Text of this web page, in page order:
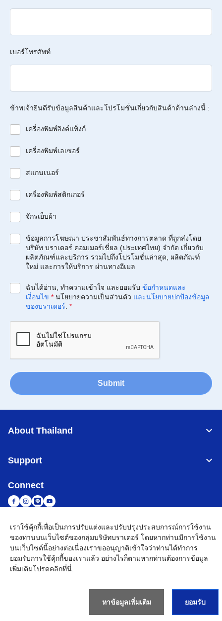
เบอร์โทรศัพท์
ข้าพเจ้ายินดีรับข้อมูลสินค้าและโปรโมชั่นเกี่ยวกับสินค้าด้านล่างนี้ :
เครื่องพิมพ์อิงค์แท็งก์
เครื่องพิมพ์เลเซอร์
สแกนเนอร์
เครื่องพิมพ์สติกเกอร์
จักรเย็บผ้า
ข้อมูลการโฆษณา ประชาสัมพันธ์ทางการตลาด ที่ถูกส่งโดย
บริษัท บราเดอร์ คอมเมอร์เชี่ยล (ประเทศไทย) จำกัด เกี่ยวกับ
ผลิตภัณฑ์และบริการ รวมไปถึงโปรโมชั่นล่าสุด, ผลิตภัณฑ์
ใหม่ และการให้บริการ ผ่านทางอีเมล
ฉันได้อ่าน, ทำความเข้าใจ และยอมรับ ข้อกำหนดและ
เงื่อนไข * นโยบายความเป็นส่วนตัว และนโยบายปกป้องข้อมูล
ของบราเดอร์ *
Submit
About Thailand
Support
Connect
Thailand เครือข่าย Brother ทั่วโลก
นโยบายความเป็นส่วนตัว เงื่อนไขการใช้งาน แผนผังเว็บไซต์ ไปที่โกลบอลไซต์
เราใช้คุ้กกี้เพื่อเป็นการปรับแต่งและปรับปรุงประสบการณ์การใช้งาน
ของท่านบนเว็บไซต์ของกลุ่มบริษัทบราเดอร์ โดยหากท่านมีการใช้งาน
บนเว็บไซต์นี้อย่างต่อเนื่องเราขออนุญาติเข้าใจว่าท่านได้ทำการ
ยอมรับการใช้คุ้กกี้ของเราแล้ว อย่างไรก็ตามหากท่านต้องการข้อมูล
เพิ่มเติมโปรดคลิกที่นี่
หาข้อมูลเพิ่มเติม ยอมรับ